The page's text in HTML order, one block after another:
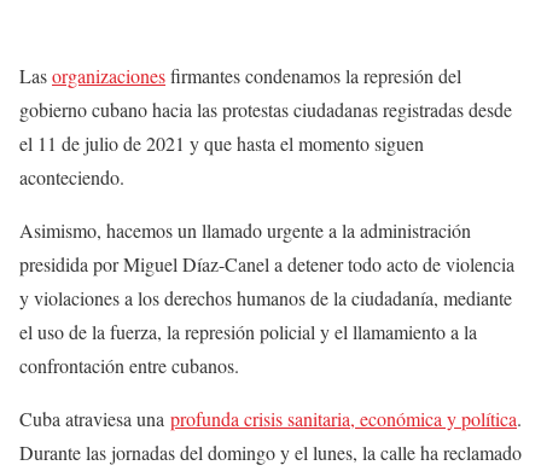
Lasorganizacionesfirmantes condenamos la represión del
gobierno cubano hacia las protestas ciudadanas registradas desde
el 11 de julio de 2021 y que hasta el momento siguen
aconteciendo.
Asimismo, hacemos un llamado urgente a la administración
presidida por Miguel Díaz-Canel a detener todo acto de violencia
y violaciones a los derechos humanos de la ciudadanía, mediante
el uso de la fuerza, la represión policial y el llamamiento a la
confrontación entre cubanos.
Cuba atraviesa una profunda crisis sanitaria, económica y política.
Durante las jornadas del domingo y el lunes, la calle ha reclamado